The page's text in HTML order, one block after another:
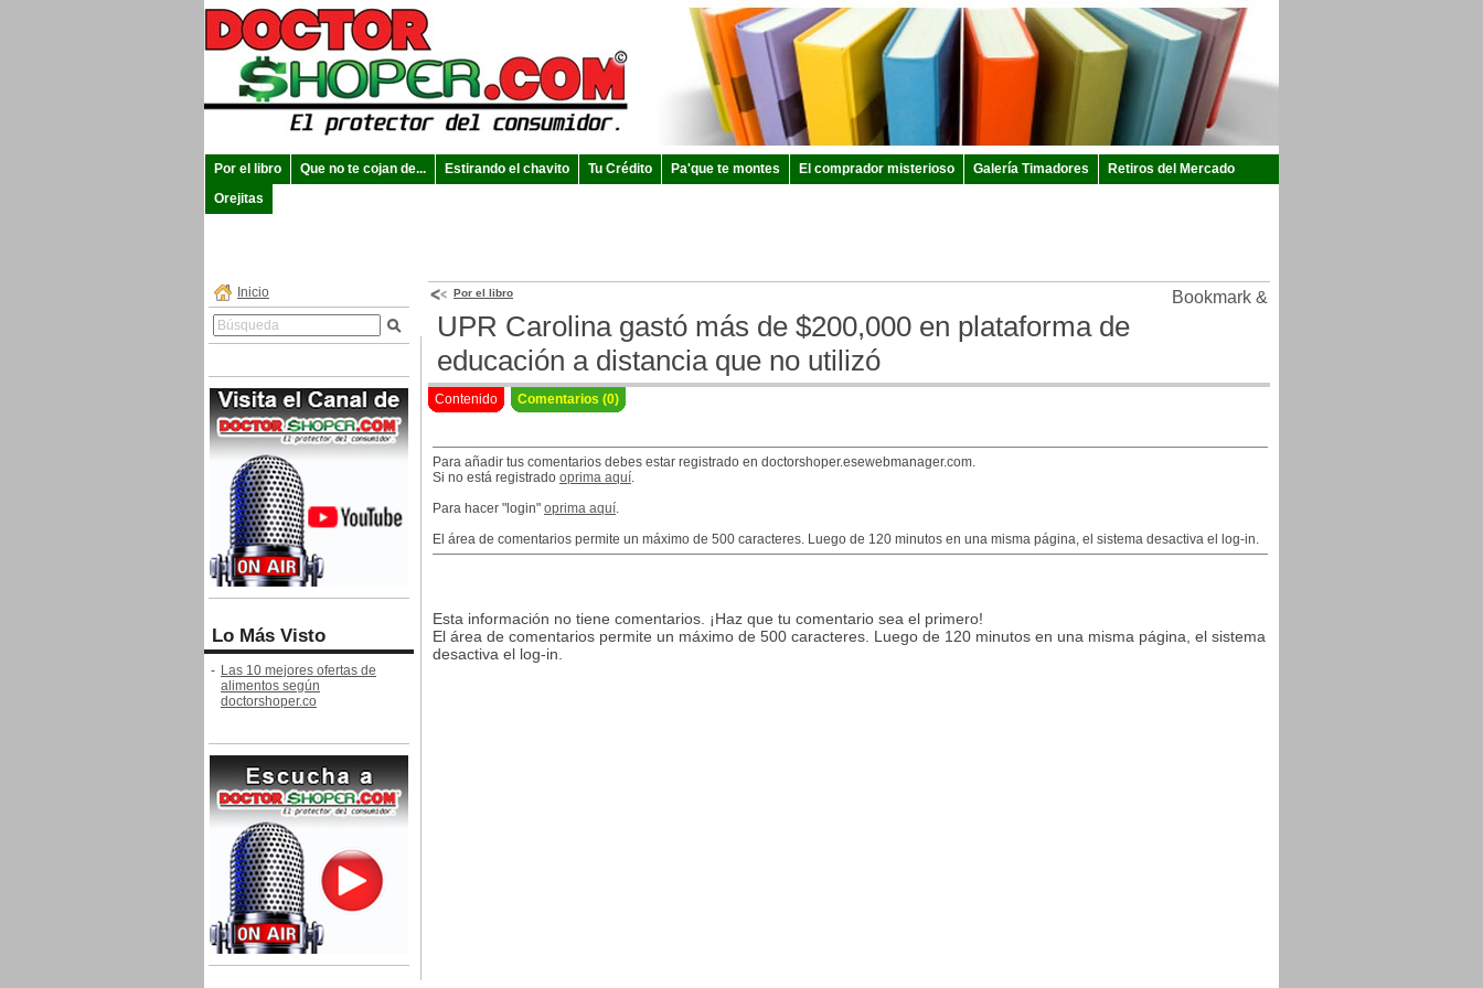
Por el libro Que no te cojan de... Estirando el chavito Tu Crédito Pa'que te montes El comprador misterioso Galería Timadores
Retiros del Mercado
Orejitas
Inicio
Lo Más Visto
- Las 10 mejores ofertas de
alimentos según
doctorshoper.co
Por el libro
UPR Carolina gastó más de $200,000 en plataforma de
educación a distancia que no utilizó
Contenido Comentarios (0)
Para añadir tus comentarios debes estar registrado en doctorshoper.esewebmanager.com.
Si no está registrado oprima aquí.
Para hacer "login" oprima aquí.
El área de comentarios permite un máximo de 500 caracteres. Luego de 120 minutos en una misma página, el sistema desactiva el log-in.
Esta información no tiene comentarios. ¡Haz que tu comentario sea el primero!
El área de comentarios permite un máximo de 500 caracteres. Luego de 120 minutos en una misma página, el sistema
desactiva el log-in.